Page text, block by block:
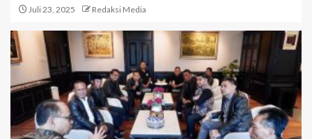
Juli 23, 2025 Redaksi Media